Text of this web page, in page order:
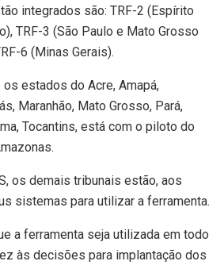
integrados são: TRF-2 (Espírito
TRF-3 (São Paulo e Mato Grosso
6 (Minas Gerais).
os estados do Acre, Amapá,
Maranhão, Mato Grosso, Pará,
Tocantins, está com o piloto do
os demais tribunais estão, aos
sistemas para utilizar a ferramenta.
a ferramenta seja utilizada em todo
às decisões para implantação dos